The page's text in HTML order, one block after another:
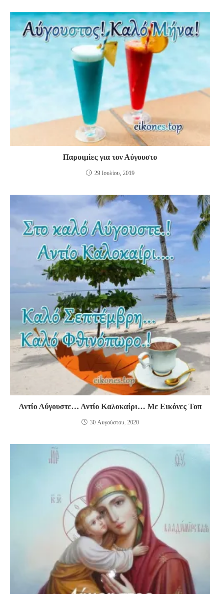
Παροιμίες για τον Αύγουστο
29 Ιουλίου, 2019
Αντίο Αύγουστε… Αντίο Καλοκαίρι… Με Εικόνες Τοπ
30 Αυγούστου, 2020